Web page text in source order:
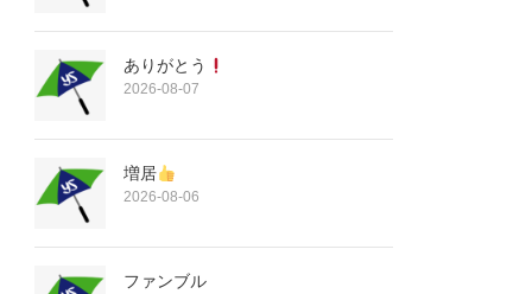
ありがとう
2026-08-07
増居
2026-08-06
ファンブル